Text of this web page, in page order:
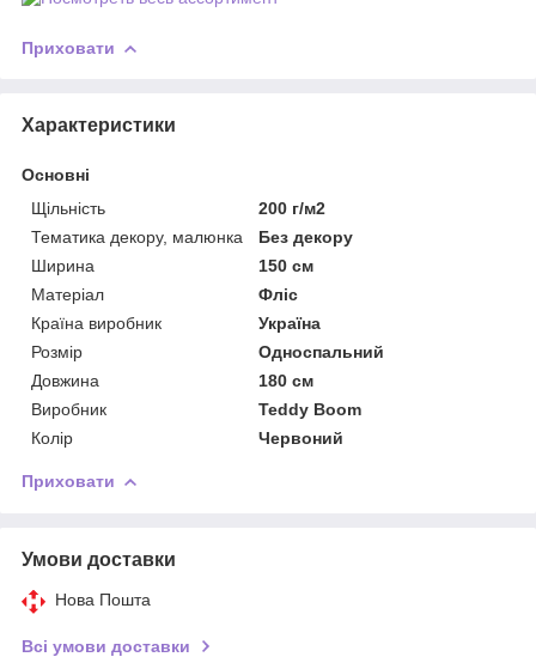
Приховати
Характеристики
Основні
Щільність
200 г/м2
Тематика декору, малюнка
Без декору
Ширина
150 см
Матеріал
Фліс
Країна виробник
Україна
Розмір
Односпальний
Довжина
180 см
Виробник
Teddy Boom
Колір
Червоний
Приховати
Умови доставки
Нова Пошта
Всі умови доставки